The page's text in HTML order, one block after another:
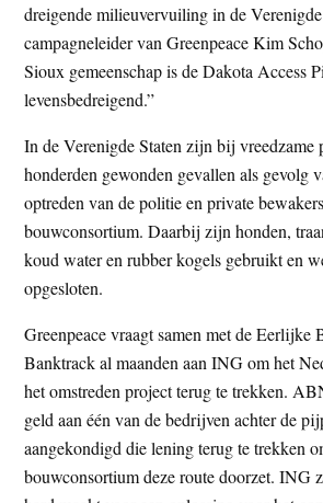
dreigende milieuvervuiling in de
campagneleider van Greenpeace Kim
Sioux gemeenschap is de Dakota Access
levensbedreigend.”
In de Verenigde Staten zijn bij vreedzame
honderden gewonden gevallen als gevolg
optreden van de politie en private
bouwconsortium. Daarbij zijn honden,
koud water en rubber kogels gebruikt en
opgesloten.
Greenpeace vraagt samen met de Eerlijke
Banktrack al maanden aan ING om het
het omstreden project terug te trekken.
geld aan één van de bedrijven achter de
aangekondigd die lening terug te trekken
bouwconsortium deze route doorzet. ING